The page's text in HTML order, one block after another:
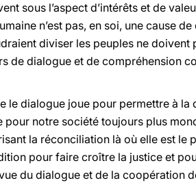
sous l’aspect d’intérêts et de
n’est pas, en soi, une cause
diviser les peuples ne doivent
de dialogue et de compréhension
dialogue joue pour permettre à la
pour notre société toujours plus
la réconciliation là où elle est le
pour faire croître la justice et
du dialogue et de la coopération